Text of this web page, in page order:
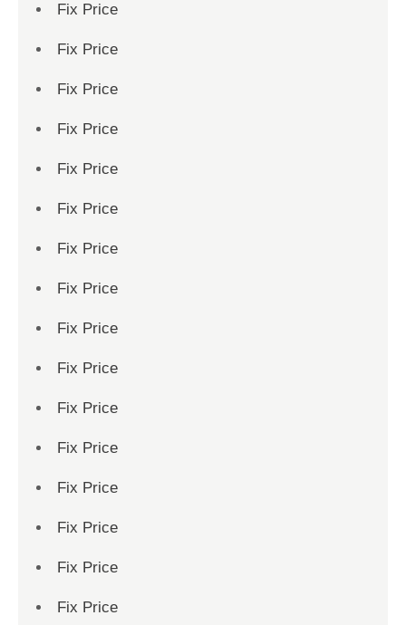
Fix Price
Fix Price
Fix Price
Fix Price
Fix Price
Fix Price
Fix Price
Fix Price
Fix Price
Fix Price
Fix Price
Fix Price
Fix Price
Fix Price
Fix Price
Fix Price